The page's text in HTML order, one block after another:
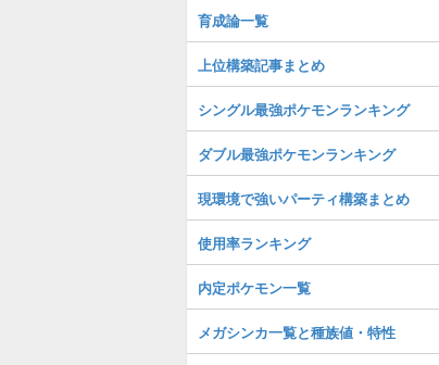
育成論一覧
上位構築記事まとめ
シングル最強ポケモンランキング
ダブル最強ポケモンランキング
現環境で強いパーティ構築まとめ
使用率ランキング
内定ポケモン一覧
メガシンカ一覧と種族値・特性